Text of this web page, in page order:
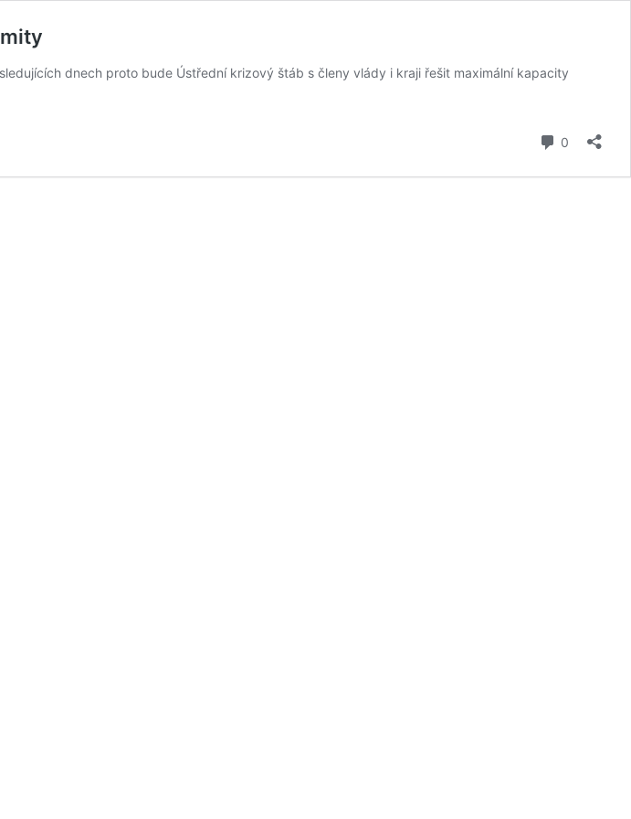
dnech proto bude Ústřední krizový štáb s členy vlády i kraji řešit maximální kapacity
0 komentářů